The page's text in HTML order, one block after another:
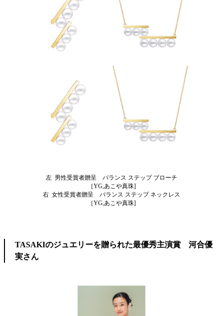
左 男性受賞者贈呈 バランス ステップ ブローチ
［YG,あこや真珠]
右 女性受賞者贈呈 バランス ステップ ネックレス
［YG,あこや真珠]
TASAKIのジュエリーを贈られた最優秀主演賞 河合優
実さん